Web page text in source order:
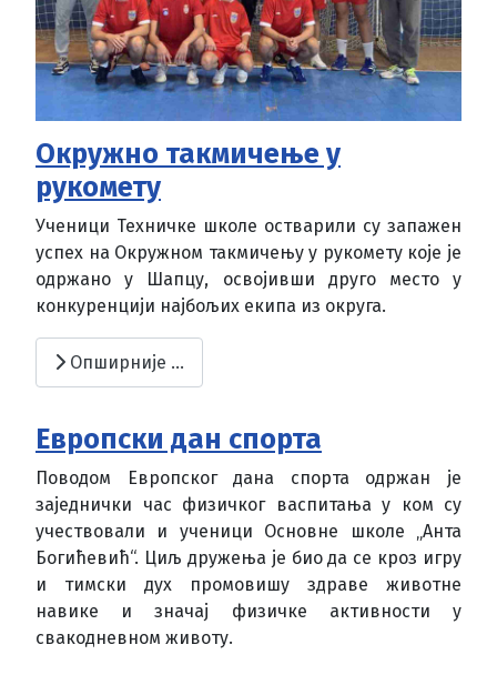
Окружно такмичење у
рукомету
Ученици Техничке школе остварили су запажен
успех на Окружном такмичењу у рукомету које је
одржано у Шапцу, освојивши друго место у
конкуренцији најбољих екипа из округа.
Опширније …
Европски дан спорта
Поводом Европског дана спорта одржан је
заједнички час физичког васпитања у ком су
учествовали и ученици Основне школе „Анта
Богићевић“. Циљ дружења је био да се кроз игру
и тимски дух промовишу здраве животне
навике и значај физичке активности у
свакодневном животу.